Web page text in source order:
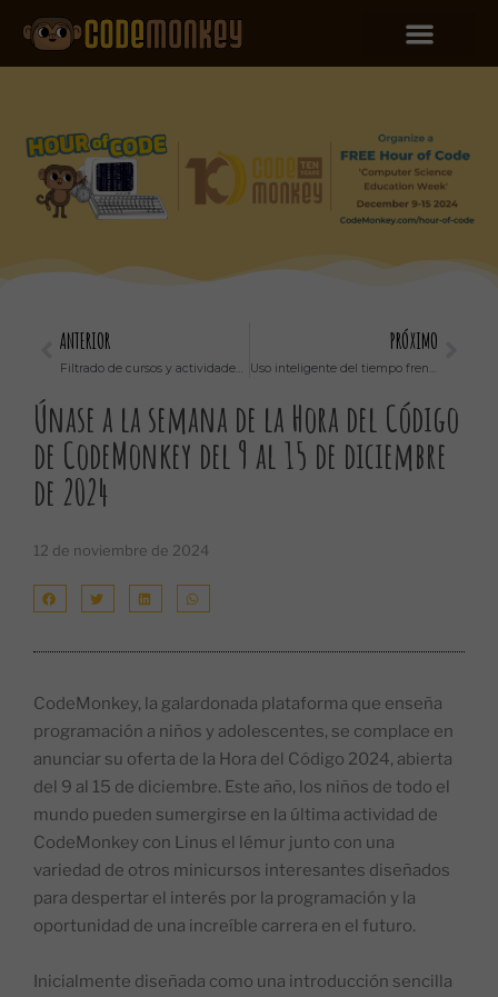
ANTERIOR
Filtrado de cursos y actividades históricas estacionales
PRÓXIMO
Uso inteligente del tiempo frente a la pantalla: cómo equilibrar la vida en línea y fuera de línea
Únase a la semana de la Hora del Código
de CodeMonkey del 9 al 15 de diciembre
de 2024
12 de noviembre de 2024
CodeMonkey, la galardonada plataforma que enseña
programación a niños y adolescentes, se complace en
anunciar su oferta de la Hora del Código 2024, abierta
del 9 al 15 de diciembre. Este año, los niños de todo el
mundo pueden sumergirse en la última actividad de
CodeMonkey con Linus el lémur junto con una
variedad de otros minicursos interesantes diseñados
para despertar el interés por la programación y la
oportunidad de una increíble carrera en el futuro.
Inicialmente diseñada como una introducción sencilla